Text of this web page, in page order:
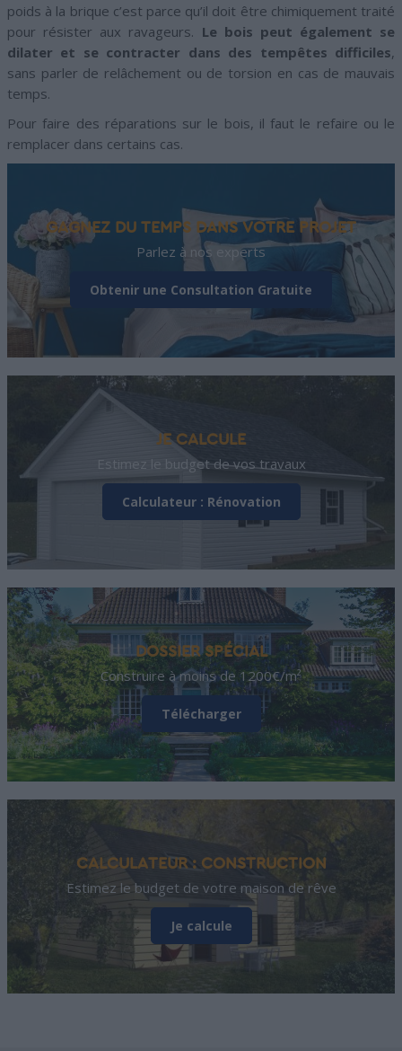
poids à la brique c’est parce qu’il doit être chimiquement traité
pour résister aux ravageurs. Le bois peut également se
dilater et se contracter dans des tempêtes difficiles,
sans parler de relâchement ou de torsion en cas de mauvais
temps.
Pour faire des réparations sur le bois, il faut le refaire ou le
remplacer dans certains cas.
GAGNEZ DU TEMPS DANS VOTRE PROJET
Parlez à nos experts
Obtenir une Consultation Gratuite
JE CALCULE
Estimez le budget de vos travaux
Calculateur : Rénovation
DOSSIER SPÉCIAL
Construire à moins de 1200€/m²
Télécharger
CALCULATEUR : CONSTRUCTION
Estimez le budget de votre maison de rêve
Je calcule